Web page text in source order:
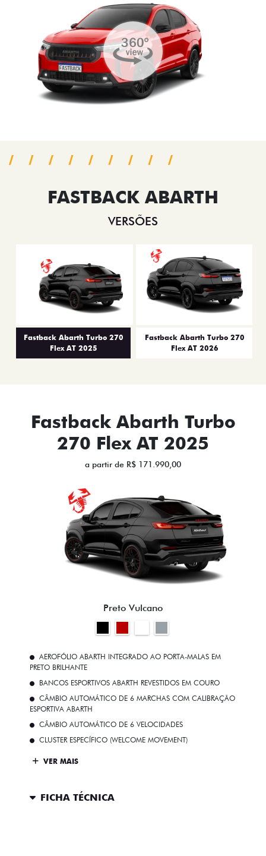
FASTBACK ABARTH
VERSÕES
Fastback Abarth Turbo 270
Flex AT 2025
Fastback Abarth Turbo 270
Flex AT 2026
Fastback Abarth Turbo
270 Flex AT 2025
a partir de R$ 171.990,00
Preto Vulcano
AEROFÓLIO ABARTH INTEGRADO AO PORTA-MALAS EM
PRETO BRILHANTE
BANCOS ESPORTIVOS ABARTH REVESTIDOS EM COURO
CÂMBIO AUTOMÁTICO DE 6 MARCHAS COM CALIBRAÇÃO
ESPORTIVA ABARTH
CÂMBIO AUTOMÁTICO DE 6 VELOCIDADES
CLUSTER ESPECÍFICO (WELCOME MOVEMENT)
VER MAIS
FICHA TÉCNICA